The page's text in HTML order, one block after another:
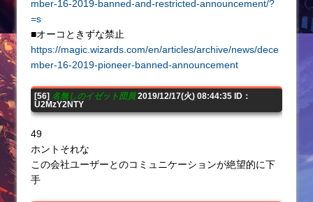
mber-16-2019-banned-and-restricted-announcement/?
=s
■オーコときずな禁止
https://magic.wizards.com/en/articles/archive/news/dece
mber-16-2019-pioneer-banned-announcement
[56] 名無しのイゼット団員2019/12/17(火) 08:44:35 ID：
U2MzY2NTY
49
ホントそれな
この会社ユーザーとのコミュニケーションが絶望的に下
手